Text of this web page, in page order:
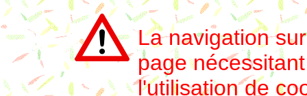
La navigation
page
l'utilisation de